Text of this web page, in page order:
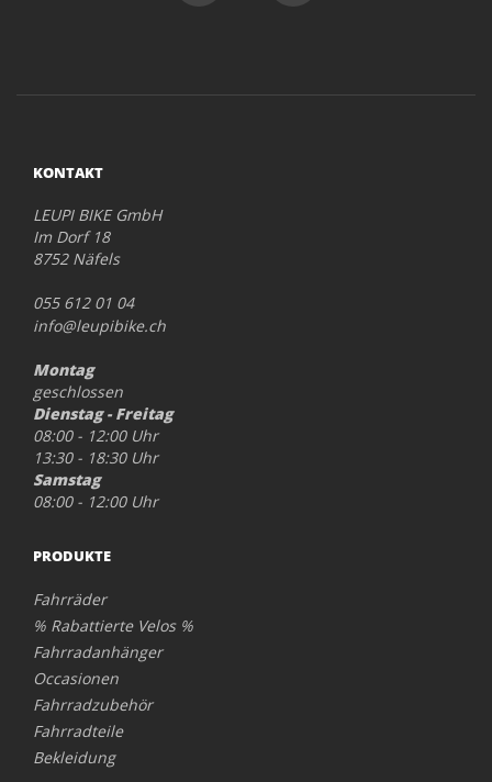
KONTAKT
LEUPI BIKE GmbH
Im Dorf 18
8752 Näfels
055 612 01 04
info@leupibike.ch
Montag
geschlossen
Dienstag - Freitag
08:00 - 12:00 Uhr
13:30 - 18:30 Uhr
Samstag
08:00 - 12:00 Uhr
PRODUKTE
Fahrräder
% Rabattierte Velos %
Fahrradanhänger
Occasionen
Fahrradzubehör
Fahrradteile
Bekleidung